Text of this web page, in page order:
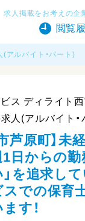
求人掲載をお考えの企
閲覧
アルバイト・パート)
ス ディライト
求人(アルバイト
芦原町】未
日からの勤
を追求し
での保育
す！